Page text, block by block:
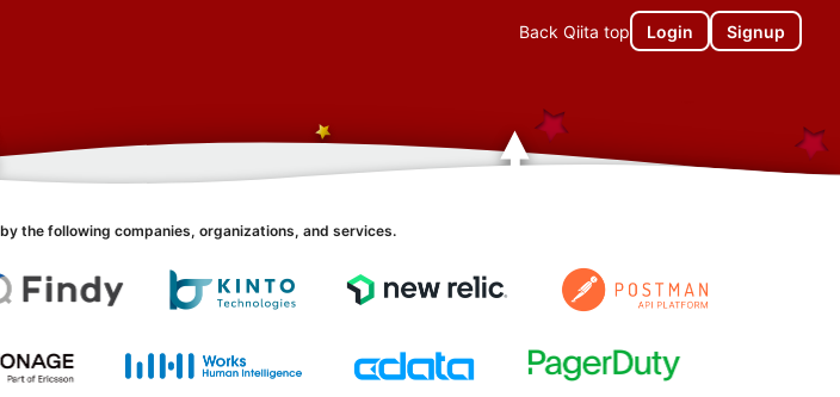
Back Qiita top Login Signup
the following companies, organizations, and services.